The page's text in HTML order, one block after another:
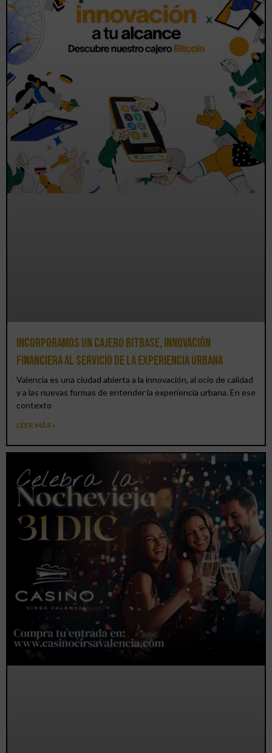
Incorporamos un cajero BitBase, innovación
financiera al servicio de la experiencia urbana
Valencia es una ciudad abierta a la innovación, al ocio de calidad
y a las nuevas formas de entender la experiencia urbana. En ese
contexto
LEER MÁS »